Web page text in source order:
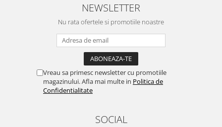
NEWSLETTER
Nu rata ofertele si promotiile noastre
Vreau sa primesc newsletter cu promotiile
magazinului. Afla mai multe in Politica de
Confidentialitate
SOCIAL